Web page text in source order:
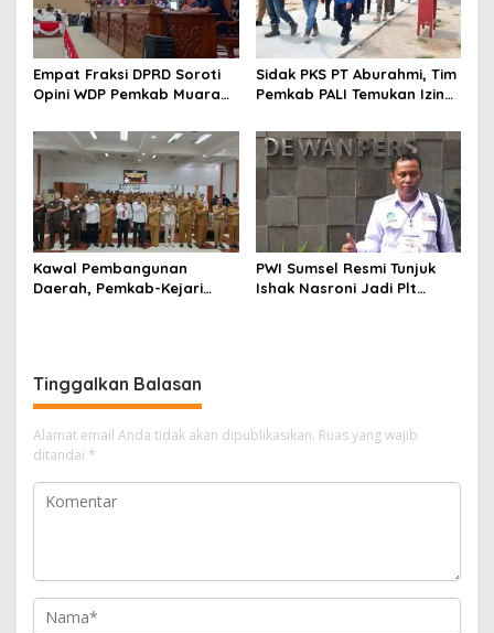
Empat Fraksi DPRD Soroti
Opini WDP Pemkab Muara
Kelola Keuangan
Sidak PKS PT Aburahmi, Tim
Pemkab PALI Temukan Izin
Kawal Pembangunan
Daerah, Pemkab-Kejari
PWI Sumsel Resmi Tunjuk
Ishak Nasroni Jadi Plt
Tinggalkan Balasan
Alamat email Anda tidak akan dipublikasikan. Ruas yang wajib
ditandai *